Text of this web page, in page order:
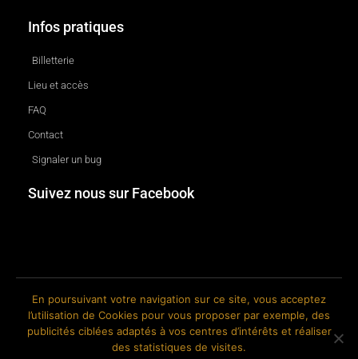
Infos pratiques
Billetterie
Lieu et accès
FAQ
Contact
Signaler un bug
Suivez nous sur Facebook
© 2018-2026 The Ink Factory. Site web réalisé par Roland CAUVIN.
En poursuivant votre navigation sur ce site, vous acceptez
l’utilisation de Cookies pour vous proposer par exemple, des
publicités ciblées adaptés à vos centres d’intérêts et réaliser
des statistiques de visites.